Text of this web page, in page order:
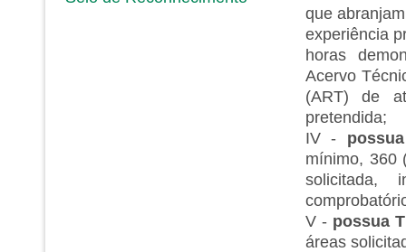
que
experiência
horas
Acervo
(ART) de
pretendida;
IV -
mínimo, 360
solicitada,
V - possua
áreas